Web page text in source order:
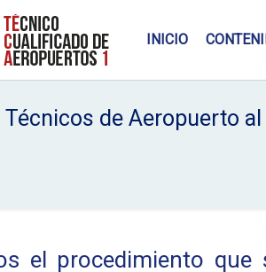
INICIO
de Aeropuerto
el procedimiento que